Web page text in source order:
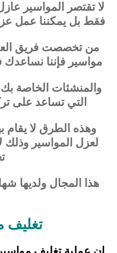
لا تقتصر المواسير
فقط بل يمكننا عمل
من تخصصت فريق
مواسير فإننا
والمنشئات الخاصة
التي تساعد على
وهذه الطرق لا يقام
لعزل المواسير وذلك
هذا المجال ولديها
تغليف